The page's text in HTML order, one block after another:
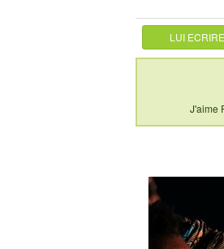
LUI ECRIRE
J'aime